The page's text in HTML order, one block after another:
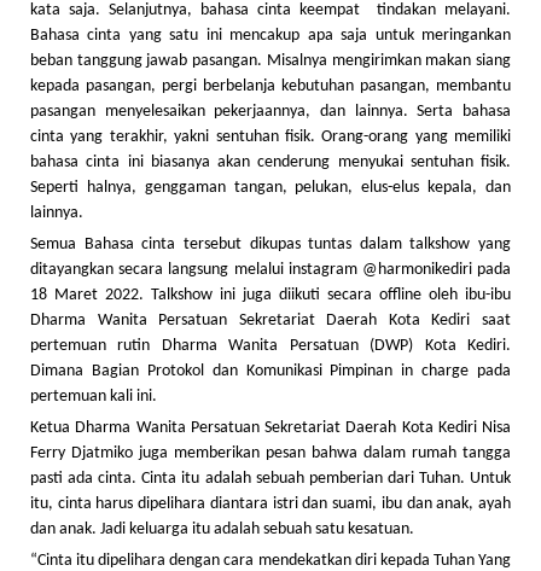
kata saja. Selanjutnya, bahasa cinta keempat tindakan melayani.
Bahasa cinta yang satu ini mencakup apa saja untuk meringankan
beban tanggung jawab pasangan. Misalnya mengirimkan makan siang
kepada pasangan, pergi berbelanja kebutuhan pasangan, membantu
pasangan menyelesaikan pekerjaannya, dan lainnya. Serta bahasa
cinta yang terakhir, yakni sentuhan fisik. Orang-orang yang memiliki
bahasa cinta ini biasanya akan cenderung menyukai sentuhan fisik.
Seperti halnya, genggaman tangan, pelukan, elus-elus kepala, dan
lainnya.
Semua Bahasa cinta tersebut dikupas tuntas dalam talkshow yang
ditayangkan secara langsung melalui instagram @harmonikediri pada
18 Maret 2022. Talkshow ini juga diikuti secara offline oleh ibu-ibu
Dharma Wanita Persatuan Sekretariat Daerah Kota Kediri saat
pertemuan rutin Dharma Wanita Persatuan (DWP) Kota Kediri.
Dimana Bagian Protokol dan Komunikasi Pimpinan in charge pada
pertemuan kali ini.
Ketua Dharma Wanita Persatuan Sekretariat Daerah Kota Kediri Nisa
Ferry Djatmiko juga memberikan pesan bahwa dalam rumah tangga
pasti ada cinta. Cinta itu adalah sebuah pemberian dari Tuhan. Untuk
itu, cinta harus dipelihara diantara istri dan suami, ibu dan anak, ayah
dan anak. Jadi keluarga itu adalah sebuah satu kesatuan.
“Cinta itu dipelihara dengan cara mendekatkan diri kepada Tuhan Yang